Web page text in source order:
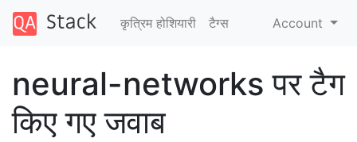
कृत्रिम होशियारी टैग्‍स Account
neural-networks पर टैग
किए गए जवाब